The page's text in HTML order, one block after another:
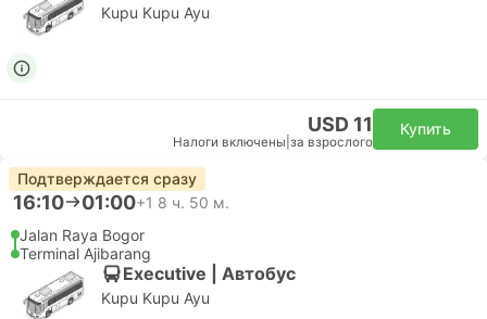
Kupu Kupu Ayu
USD 11
Налоги включены за взрослого
Купить
Подтверждается сразу
16:10 01:00+1 8 ч. 50 м.
Jalan Raya Bogor
Terminal Ajibarang
Executive | Автобус
Kupu Kupu Ayu